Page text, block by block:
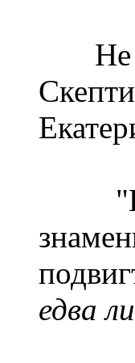
Не
"Въ
едва ли